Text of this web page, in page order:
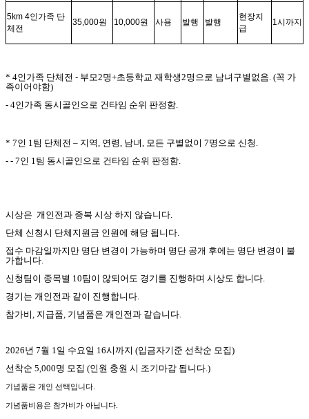
5km 4인가족 단
체전
35,000원 10,000원 사용 발행 발행
현장지
급
1시까지
* 4인가족 단체전 - 부모2명+초등학교 재학생2명으로 남녀구별없음. (꼭 가
족이어야함)
- 4인가족 동시골인으로 건타임 순위 판정함.
* 7인 1팀 단체전 – 지역, 연령, 남녀, 모든 구별없이 7명으로 신청 .
- - 7인 1팀 동시골인으로 건타임 순위 판정함.
시상은 개인전과 중복 시상 하지 않습니다.
단체 신청시 단체지원금 인원에 해당 됩니다.
접수 마감일까지만 명단 변경이 가능하며 명단 공개 후에는 명단 변경이 불
가합니다.
신청팀이 종목별 10팀이 않되어도 경기를 진행하며 시상도 합니다.
경기는 개인전과 같이 진행합니다.
참가비, 지급품, 기념품은 개인전과 같습니다.
2026년 7월 1일 수요일 16시까지 (입금자기준 선착순 모집)
선착순 5,000명 모집 (인원 충원 시 조기마감 됩니다.)
기념품은 개인 선택입니다.
기념품비용은 참가비가 아닙니다.